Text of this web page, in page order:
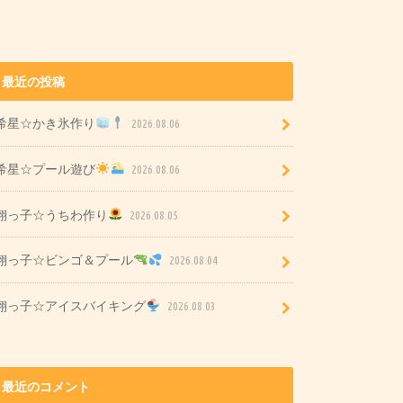
最近の投稿
星☆かき氷作り 2026.08.06
星☆プール遊び 2026.08.06
っ子☆うちわ作り 2026.08.05
っ子☆ビンゴ＆プール 2026.08.04
っ子☆アイスバイキング 2026.08.03
最近のコメント